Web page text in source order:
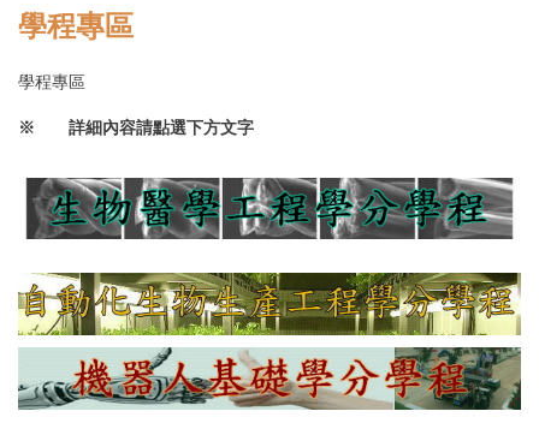
學程專區
學程專區
※ 詳細內容請點選下方文字